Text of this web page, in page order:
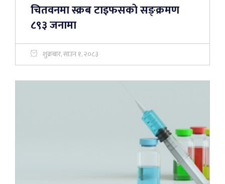
चितवनमा स्क्रब टाइफसकाे सङ्क्रमण
८९३ जनामा
शुक्रबार, साउन १, २०८३